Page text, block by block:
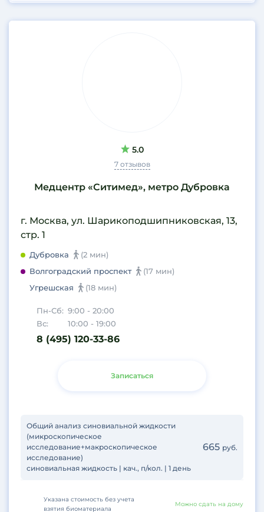
5.0
7 отзывов
Медцентр «Ситимед», метро Дубровка
г. Москва, ул. Шарикоподшипниковская, 13,
стр. 1
Дубровка
(2 мин)
Волгоградский проспект
(17 мин)
Угрешская
(18 мин)
Пн-Сб: 9:00 - 20:00
Вс:
10:00 - 19:00
8 (495) 120-33-86
Записаться
Общий анализ синовиальной жидкости
(микроскопическое
исследование+макроскопическое
исследование)
синовиальная жидкость | кач., п/кол. | 1 день
665 руб.
Указана стоимость без учета
взятия биоматериала
Можно сдать на дому